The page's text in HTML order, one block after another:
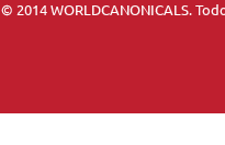
© 2014 WORLDCANONICALS.